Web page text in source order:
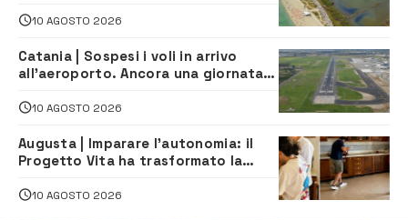
navette gratuite
10 AGOSTO 2026
Catania | Sospesi i voli in arrivo
all’aeroporto. Ancora una giornata
10 AGOSTO 2026
Augusta | Imparare l’autonomia: il
Progetto Vita ha trasformato la
indipendenza
10 AGOSTO 2026